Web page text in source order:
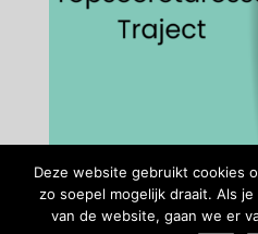
Deze website gebruikt cookies
zo soepel mogelijk draait. Als
van de website, gaan we er